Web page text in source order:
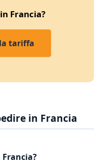
Francia?
tariffa
in Francia